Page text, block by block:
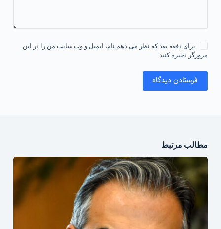
برای دفعه بعد که نظر می دهم نام، ایمیل و وب سایت من را در این
مرورگر ذخیره کنید.
فرستادن دیدگاه
مطالب مرتبط